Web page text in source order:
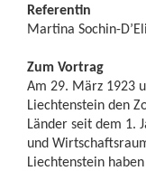
Referentin
Martina Sochin-
Zum Vortrag
Am 29. März 1923
Liechtenstein den
Länder seit dem 1.
und
Liechtenstein